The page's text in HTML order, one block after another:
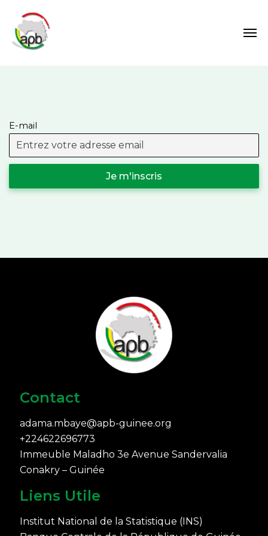
E-mail
Contact
adama.mbaye@apb-guinee.org
+224622696773
Immeuble Maladho 3e Avenue Sandervalia
Conakry – Guinée
Liens Utile
Institut National de la Statistique (INS)